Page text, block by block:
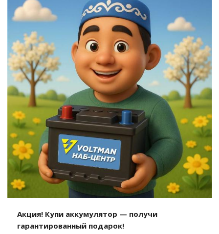
Акция! Купи аккумулятор — получи
гарантированный подарок!